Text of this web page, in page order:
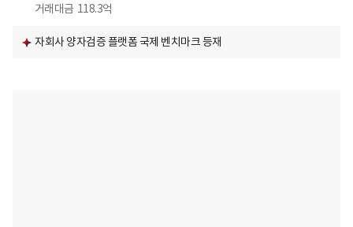
거래대금 118.3억
자회사 양자검증 플랫폼 국제 벤치마크 등재